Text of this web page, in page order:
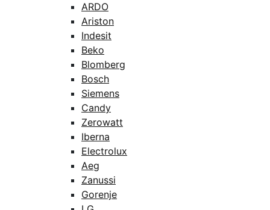
ARDO
Ariston
Indesit
Beko
Blomberg
Bosch
Siemens
Candy
Zerowatt
Iberna
Electrolux
Aeg
Zanussi
Gorenje